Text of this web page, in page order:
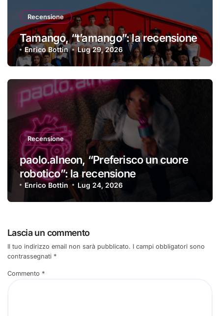
Recensione
Tamango, “t’amango”: la recensione
Enrico Bottin Lug 29, 2026
Recensione
paolo.alneon, “Preferisco un cuore
robotico”: la recensione
Enrico Bottin Lug 24, 2026
Lascia un commento
Il tuo indirizzo email non sarà pubblicato. I campi obbligatori sono
contrassegnati *
Commento *